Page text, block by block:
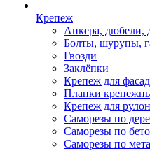
Крепеж
Анкера, дюбели,
Болты, шурупы,
Гвозди
Заклёпки
Крепеж для
Планки
Крепеж для
Саморезы по
Саморезы по
Саморезы по